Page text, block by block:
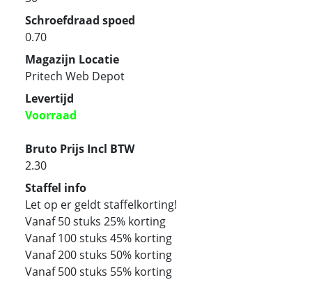
Schroefdraad spoed
0.70
Magazijn Locatie
Pritech Web Depot
Levertijd
Voorraad
Bruto Prijs Incl BTW
2.30
Staffel info
Let op er geldt staffelkorting!
Vanaf 50 stuks 25% korting
Vanaf 100 stuks 45% korting
Vanaf 200 stuks 50% korting
Vanaf 500 stuks 55% korting